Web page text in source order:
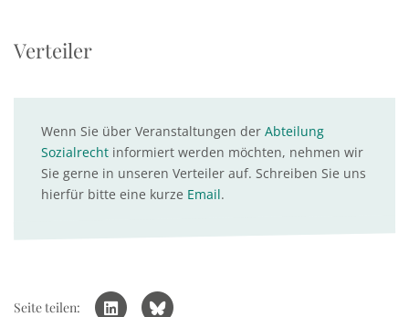
Verteiler
Wenn Sie über Veranstaltungen der Abteilung
Sozialrecht informiert werden möchten, nehmen wir
Sie gerne in unseren Verteiler auf. Schreiben Sie uns
hierfür bitte eine kurze Email.
Seite teilen: